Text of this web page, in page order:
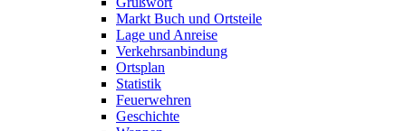
Markt Buch und Ortsteile
Lage und Anreise
Verkehrsanbindung
Ortsplan
Statistik
Feuerwehren
Geschichte